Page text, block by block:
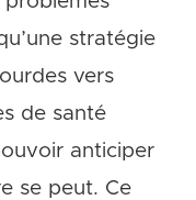
stratégie
vers
de santé
anticiper
se peut. Ce